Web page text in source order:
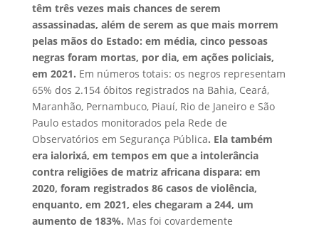
têm três vezes mais chances de serem
assassinadas, além de serem as que mais morrem
pelas mãos do Estado: em média, cinco pessoas
negras foram mortas, por dia, em ações policiais,
em 2021. Em números totais: os negros representam
65% dos 2.154 óbitos registrados na Bahia, Ceará,
Maranhão, Pernambuco, Piauí, Rio de Janeiro e São
Paulo estados monitorados pela Rede de
Observatórios em Segurança Pública. Ela também
era ialorixá, em tempos em que a intolerância
contra religiões de matriz africana dispara: em
2020, foram registrados 86 casos de violência,
enquanto, em 2021, eles chegaram a 244, um
aumento de 183%. Mas foi covardemente